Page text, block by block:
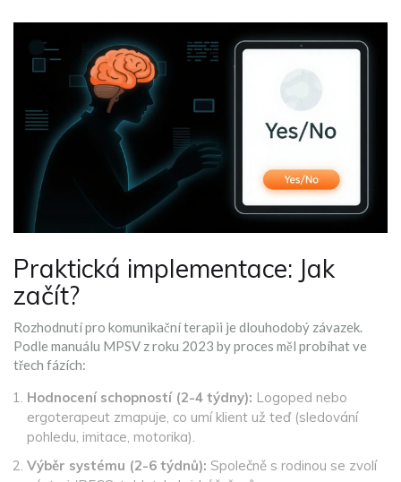
Praktická implementace: Jak
začít?
Rozhodnutí pro komunikační terapii je dlouhodobý závazek.
Podle manuálu MPSV z roku 2023 by proces měl probíhat ve
třech fázích:
Hodnocení schopností (2-4 týdny): Logoped nebo
ergoterapeut zmapuje, co umí klient už teď (sledování
pohledu, imitace, motorika).
Výběr systému (2-6 týdnů): Společně s rodinou se zvolí